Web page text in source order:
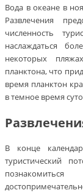
Вода в океане в
Развлечения
численность
наслаждаться
некоторых
планктона, что
время планктон
в темное время
В конце
туристический